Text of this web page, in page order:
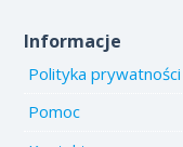
Informacje
Polityka prywatności
Pomoc